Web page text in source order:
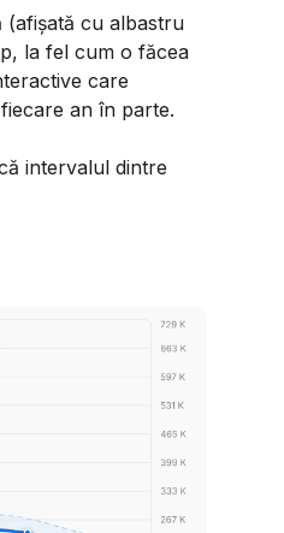
(afișată cu albastru
la fel cum o făcea
care
an în parte.
intervalul dintre